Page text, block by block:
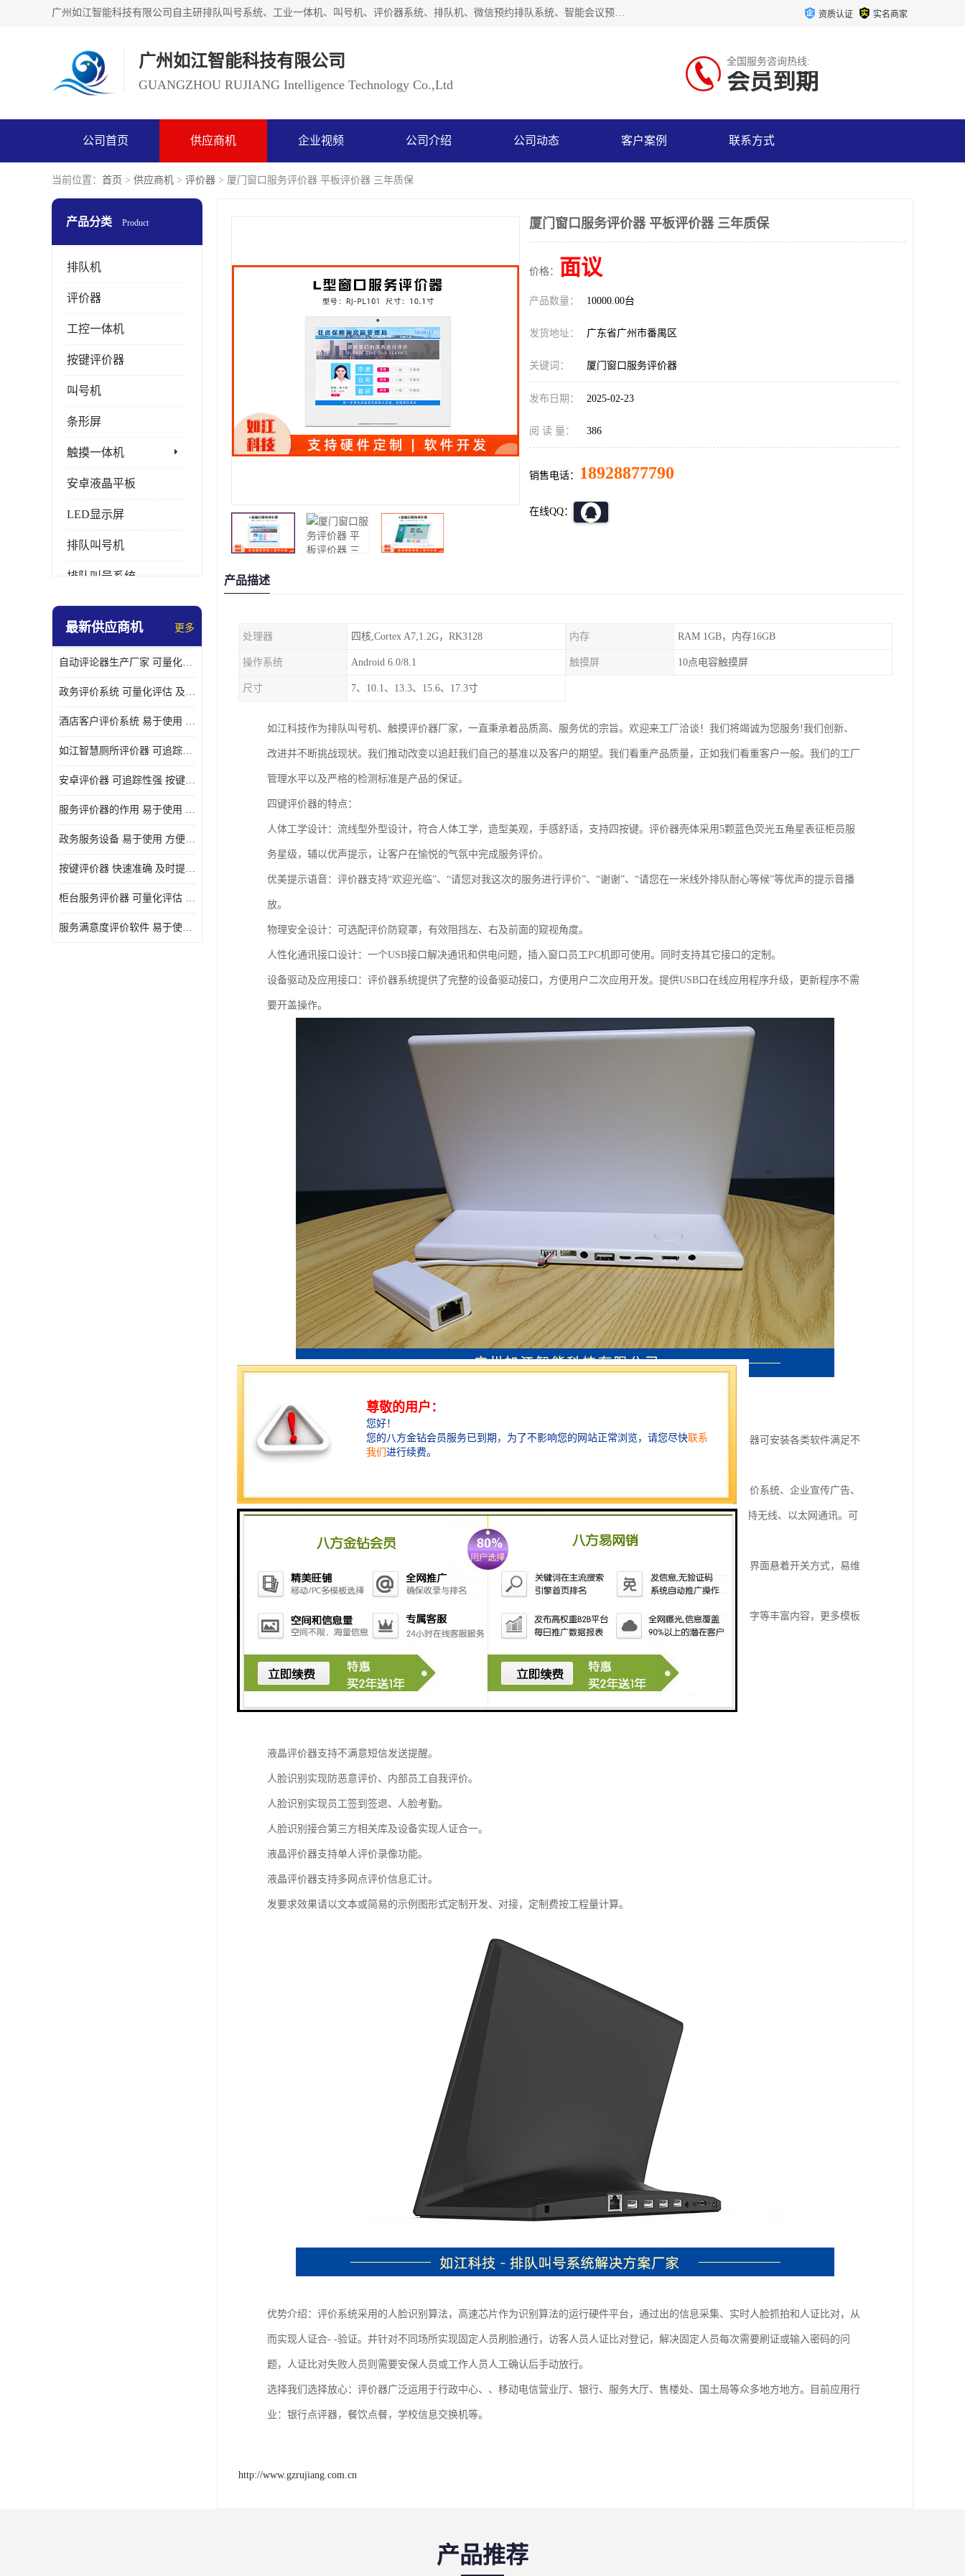
广州如江智能科技有限公司自主研排队叫号系统、工业一体机、叫号机、评价器系统、排队机、微信预约排队系统、智能会议预约系统、自助终端机、自助查询机、LED显示屏、触控一体机、平板会议一体机、教学一体机、室户外液晶广告机等生产以及解决方案，是一家高新技术企业，支持软硬件定制，全国上门安装售后服务。 资质认证 实名商家
广州如江智能科技有限公司
GUANGZHOU RUJIANG Intelligence Technology Co.,Ltd
全国服务咨询热线:
会员到期
公司首页 供应商机 企业视频 公司介绍 公司动态 客户案例 联系方式
当前位置： 首页 > 供应商机 > 评价器 > 厦门窗口服务评价器 平板评价器 三年质保
产品分类 Product
排队机
评价器
工控一体机
按键评价器
叫号机
条形屏
触摸一体机
安卓液晶平板
LED显示屏
排队叫号机
排队叫号系统
拼接屏
壁挂广告机
液晶广告机
最新供应商机 更多
自动评论器生产厂家 可量化评估 适用于多种应用场景
政务评价系统 可量化评估 及时提供反馈
酒店客户评价系统 易于使用 按键响应速度
如江智慧厕所评价器 可追踪性强 及时提供反馈
安卓评价器 可追踪性强 按键响应速度
服务评价器的作用 易于使用 按键响应速度
政务服务设备 易于使用 方便数据记录和分析
按键评价器 快速准确 及时提供反馈
柜台服务评价器 可量化评估 及时提供反馈
服务满意度评价软件 易于使用 及时提供反馈
厦门窗口服务评价器 平板评价器 三年质保
价格： 面议
产品数量： 10000.00台
发货地址： 广东省广州市番禺区
关键词： 厦门窗口服务评价器
发布日期： 2025-02-23
阅 读 量： 386
销售电话： 18928877790
在线QQ：
产品描述
处理器 四核,Cortex A7,1.2G，RK3128 内存 RAM 1GB，内存16GB
操作系统 Android 6.0/8.1 触摸屏 10点电容触摸屏
尺寸 7、10.1、13.3、15.6、17.3寸
如江科技作为排队叫号机、触摸评价器厂家，一直秉承着品质高、服务优的宗旨。欢迎来工厂洽谈！我们将竭诚为您服务!我们创新、
改进并不断挑战现状。我们推动改变以追赶我们自己的基准以及客户的期望。我们看重产品质量，正如我们看重客户一般。我们的工厂
管理水平以及严格的检测标准是产品的保证。
四键评价器的特点：
人体工学设计：流线型外型设计，符合人体工学，造型美观，手感舒适，支持四按键。评价器壳体采用5颗蓝色荧光五角星表征柜员服
务星级，辅以优声提示，让客户在愉悦的气氛中完成服务评价。
优美提示语音：评价器支持“欢迎光临”、“请您对我这次的服务进行评价”、“谢谢”、“请您在一米线外排队耐心等候”等优声的提示音播
放。
物理安全设计：可选配评价防窥罩，有效阻挡左、右及前面的窥视角度。
人性化通讯接口设计：一个USB接口解决通讯和供电问题，插入窗口员工PC机即可使用。同时支持其它接口的定制。
设备驱动及应用接口：评价器系统提供了完整的设备驱动接口，方便用户二次应用开发。提供USB口在线应用程序升级，更新程序不需
要开盖操作。
评价器产品信息：
两种外观，桌面摆放：适合放置桌面展示，应用触摸查询场景，广告播放，触摸查询，休闲娱乐等。触摸评价器可安装各类软件满足不
如江科技安卓触摸评价器，评价系统版本多款可兼容任意不同版本软件、可实现功能：窗口服务评价、多人评价系统、企业宣传广告、
信息查询、娱乐办公等。评价器采用安卓系统、10.1寸液晶全高清屏、10点触控。评价器支持自动开关机，支持无线、以太网通讯。可
外接TF卡、HDMI输出。
安卓触摸评价器可分时段节目定时关机，支持通电开机、断电关机、定时关机，可在多媒体评价交互终端设置界面悬着开关方式，易维
护。
信息广告发布系统：安卓触摸评价器用于酒店收银前台广告、通知公告、企业宣传等，可展示视频、图片、文字等丰富内容，更多模板
支持。
液晶评价器支持不满意短信发送提醒。
人脸识别实现防恶意评价、内部员工自我评价。
人脸识别实现员工签到签退、人脸考勤。
人脸识别接合第三方相关库及设备实现人证合一。
液晶评价器支持单人评价录像功能。
液晶评价器支持多网点评价信息汇计。
发要求效果请以文本或简易的示例图形式定制开发、对接，定制费按工程量计算。
优势介绍：评价系统采用的人脸识别算法，高速芯片作为识别算法的运行硬件平台，通过出的信息采集、实时人脸抓拍和人证比对，从
而实现人证合- -验证。并针对不同场所实现固定人员刷脸通行，访客人员人证比对登记，解决固定人员每次需要刷证或输入密码的问
题，人证比对失败人员则需要安保人员或工作人员人工确认后手动放行。
选择我们选择放心：评价器广泛运用于行政中心、、移动电信营业厅、银行、服务大厅、售楼处、国土局等众多地方地方。目前应用行
业：银行点评器，餐饮点餐，学校信息交换机等。
http://www.gzrujiang.com.cn
产品推荐